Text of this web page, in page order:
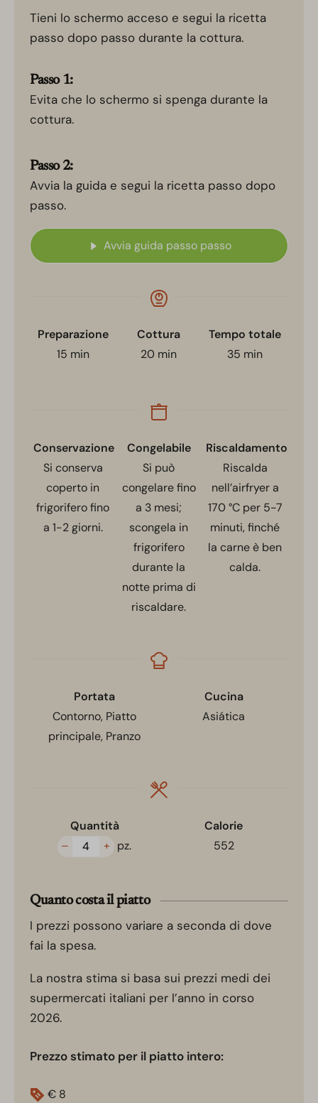
Tieni lo schermo acceso e segui la ricetta
passo dopo passo durante la cottura.
Passo 1:
Evita che lo schermo si spenga durante la
cottura.
Passo 2:
Avvia la guida e segui la ricetta passo dopo
passo.
Avvia guida passo passo
Preparazione
15 min
Cottura
20 min
Tempo totale
35 min
Conservazione
Si conserva
coperto in
frigorifero fino
a 1-2 giorni.
Congelabile
Si può
congelare fino
a 3 mesi;
scongela in
frigorifero
durante la
notte prima di
riscaldare.
Riscaldamento
Riscalda
nell’airfryer a
170 °C per 5-7
minuti, finché
la carne è ben
calda.
Portata
Contorno, Piatto
principale, Pranzo
Cucina
Asiática
Quantità
–
+ pz.
Calorie
552
Quanto costa il piatto
I prezzi possono variare a seconda di dove
fai la spesa.
La nostra stima si basa sui prezzi medi dei
supermercati italiani per l’anno in corso
2026.
Prezzo stimato per il piatto intero:
€ 8